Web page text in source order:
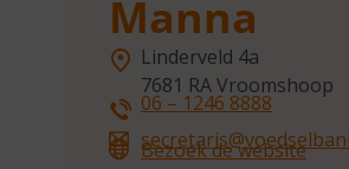
Manna
Linderveld 4a
7681 RAVroomshoop
06 – 1246 8888
Bezoek de website